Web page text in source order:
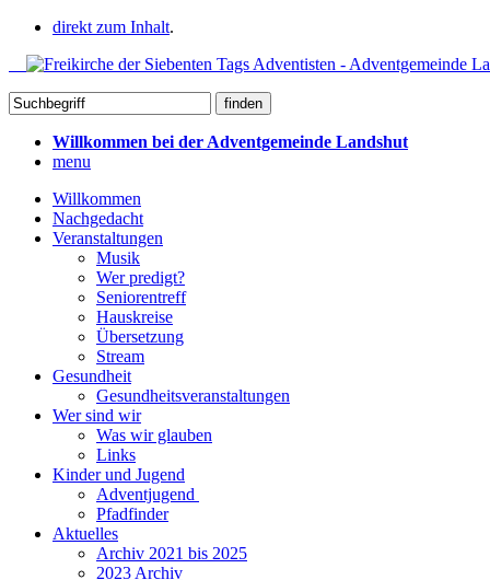
direkt zum Inhalt.
Willkommen bei der Adventgemeinde Landshut
menu
Willkommen
Nachgedacht
Veranstaltungen
Musik
Wer predigt?
Seniorentreff
Hauskreise
Übersetzung
Stream
Gesundheit
Gesundheitsveranstaltungen
Wer sind wir
Was wir glauben
Links
Kinder und Jugend
Adventjugend
Pfadfinder
Aktuelles
Archiv 2021 bis 2025
2023 Archiv